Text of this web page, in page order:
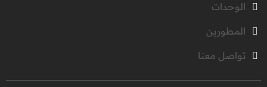
الوحدات
المطورين
تواصل معنا